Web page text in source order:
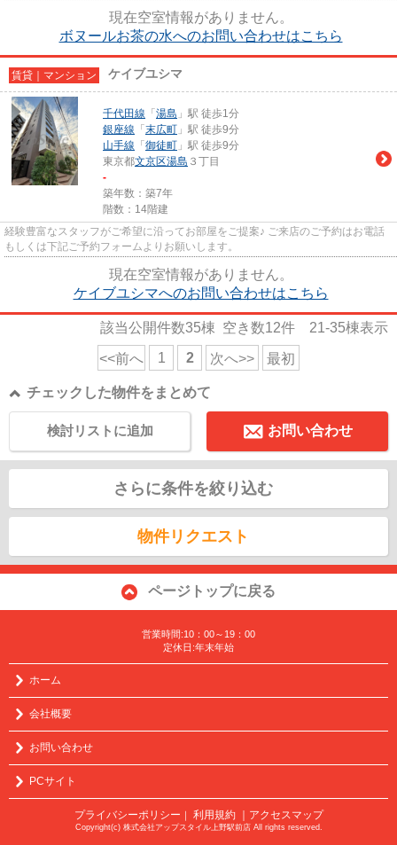
現在空室情報がありません。
ボヌールお茶の水へのお問い合わせはこちら
賃貸｜マンション ケイブユシマ
千代田線 「 湯島 」駅 徒歩1分
銀座線 「 末広町 」駅 徒歩9分
山手線 「 御徒町 」駅 徒歩9分
東京都文京区湯島 ３丁目
-
築年数：築7年
階数：14階建
経験豊富なスタッフがご希望に沿ってお部屋をご提案♪ ご来店のご予約はお電話
もしくは下記ご予約フォームよりお願いします。
現在空室情報がありません。
ケイブユシマへのお問い合わせはこちら
該当公開件数35棟 空き数12件 21-35棟表示
<<前へ 1 2 次へ>> 最初
チェックした物件をまとめて
お問い合わせ
検討リストに追加
さらに条件を絞り込む
物件リクエスト
ページトップに戻る
営業時間:10：00～19：00
定休日:年末年始
ホーム
会社概要
お問い合わせ
PCサイト
プライバシーポリシー ｜ 利用規約 ｜アクセスマップ
Copyright(c) 株式会社アップスタイル上野駅前店 All rights reserved.